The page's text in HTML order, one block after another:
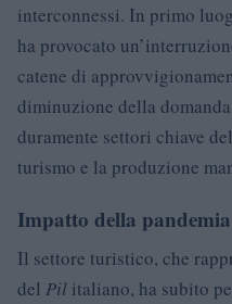
interconnessi. In primo
ha provocato
catene di
diminuzione della
duramente settori chiave
turismo e la produzione
Impatto della
Il settore turistico, che
del Pil italiano, ha subito